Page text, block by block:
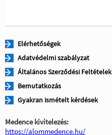
Elérhetőségek
Adatvédelmi szabályzat
Általános Szerződési Feltételek
Bemutatkozás
Gyakran ismételt kérdések
Medence kivitelezés:
https://alommedence.hu/